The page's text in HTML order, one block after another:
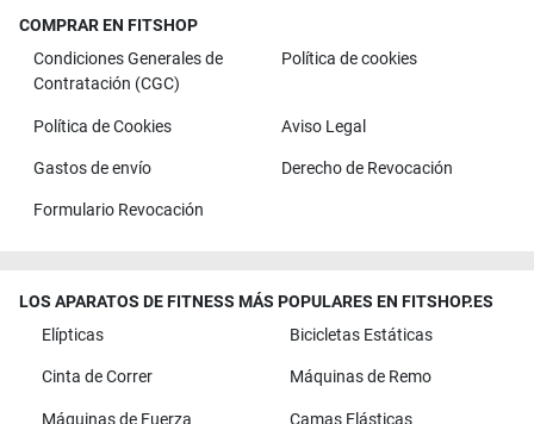
COMPRAR EN FITSHOP
Condiciones Generales de
Contratación (CGC)
Política de cookies
Política de Cookies Aviso Legal
Gastos de envío Derecho de Revocación
Formulario Revocación
LOS APARATOS DE FITNESS MÁS POPULARES EN FITSHOP.ES
Elípticas
Bicicletas Estáticas
Cinta de Correr Máquinas de Remo
Máquinas de Fuerza Camas Elásticas